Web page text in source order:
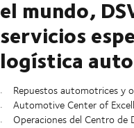
el mundo,
servicios
logística
Repuestos automotrices y
Automotive Center of
Operaciones del Centro